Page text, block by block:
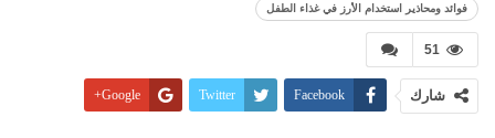
فوائد ومحاذير استخدام الأرز في غذاء الطفل
51
شارك Facebook
Twitter
Google+